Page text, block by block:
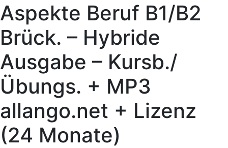
Aspekte Beruf B1/B2
Brück. – Hybride
Ausgabe – Kursb./
Übungs. + MP3
allango.net + Lizenz
(24 Monate)